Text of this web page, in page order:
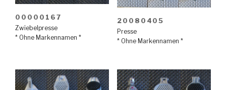
00000167
Zwiebelpresse
* Ohne Markennamen *
20080405
Presse
* Ohne Markennamen *